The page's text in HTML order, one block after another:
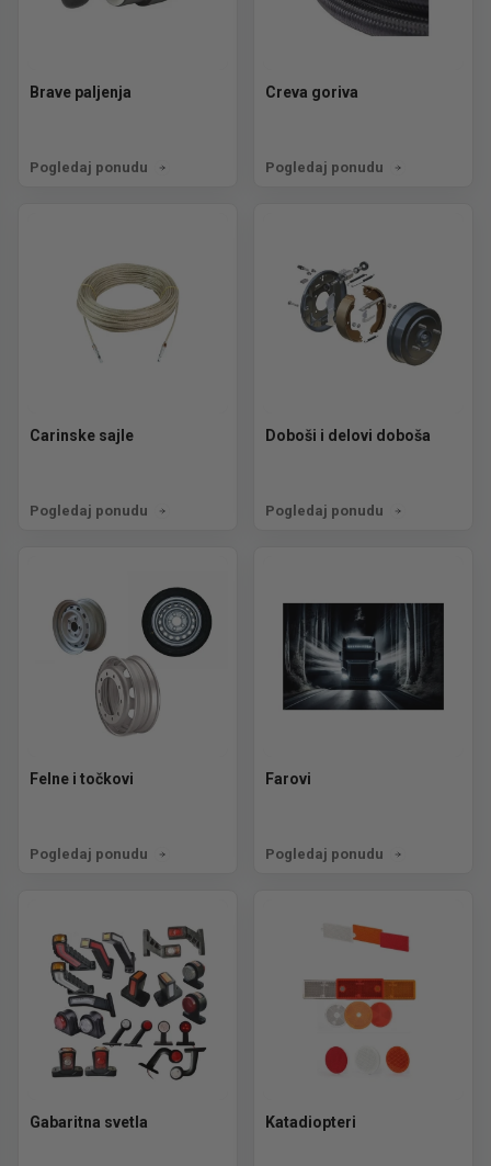
Brave paljenja
Pogledaj ponudu
Creva goriva
Pogledaj ponudu
Carinske sajle
Pogledaj ponudu
Doboši i delovi doboša
Pogledaj ponudu
Felne i točkovi
Pogledaj ponudu
Farovi
Pogledaj ponudu
Gabaritna svetla Katadiopteri